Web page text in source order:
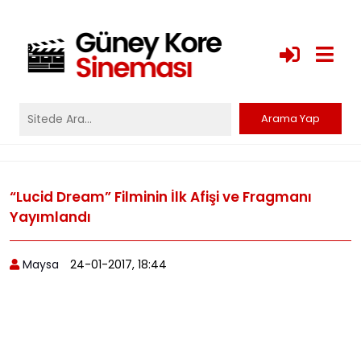
“Lucid Dream” Filminin İlk Afişi ve Fragmanı
Yayımlandı
Maysa 24-01-2017, 18:44